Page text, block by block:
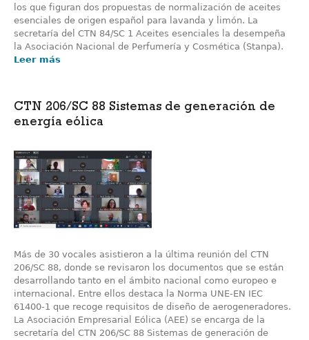
los que figuran dos propuestas de normalización de aceites
esenciales de origen español para lavanda y limón. La
secretaría del CTN 84/SC 1 Aceites esenciales la desempeña
la Asociación Nacional de Perfumería y Cosmética (Stanpa).
Leer más
CTN 206/SC 88 Sistemas de generación de
energía eólica
Más de 30 vocales asistieron a la última reunión del CTN
206/SC 88, donde se revisaron los documentos que se están
desarrollando tanto en el ámbito nacional como europeo e
internacional. Entre ellos destaca la Norma UNE-EN IEC
61400-1 que recoge requisitos de diseño de aerogeneradores.
La Asociación Empresarial Eólica (AEE) se encarga de la
secretaría del CTN 206/SC 88 Sistemas de generación de